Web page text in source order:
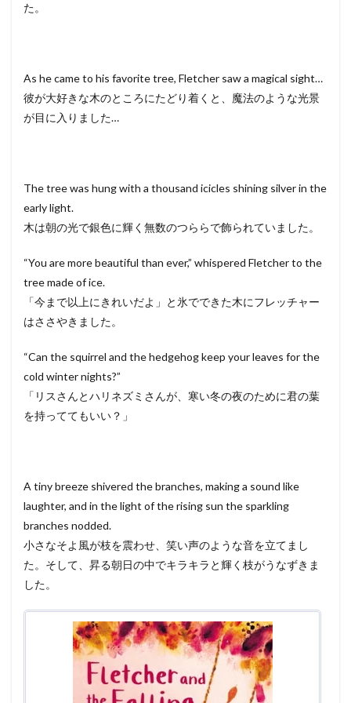
た。
As he came to his favorite tree, Fletcher saw a magical sight…
彼が大好きな木のところにたどり着くと、魔法のような光景
が目に入りました…
The tree was hung with a thousand icicles shining silver in the
early light.
木は朝の光で銀色に輝く無数のつららで飾られていました。
“You are more beautiful than ever,” whispered Fletcher to the
tree made of ice.
「今まで以上にきれいだよ」と氷でできた木にフレッチャー
はささやきました。
“Can the squirrel and the hedgehog keep your leaves for the
cold winter nights?”
「リスさんとハリネズミさんが、寒い冬の夜のために君の葉
を持っててもいい？」
A tiny breeze shivered the branches, making a sound like
laughter, and in the light of the rising sun the sparkling
branches nodded.
小さなそよ風が枝を震わせ、笑い声のような音を立てまし
た。そして、昇る朝日の中でキラキラと輝く枝がうなずきま
した。